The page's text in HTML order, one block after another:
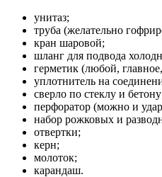
унитаз;
труба (желательно
кран шаровой;
шланг для подвода
герметик (любой,
уплотнитель на
сверло по стеклу и
перфоратор (можно и
набор рожковых и
отвертки;
керн;
молоток;
карандаш.